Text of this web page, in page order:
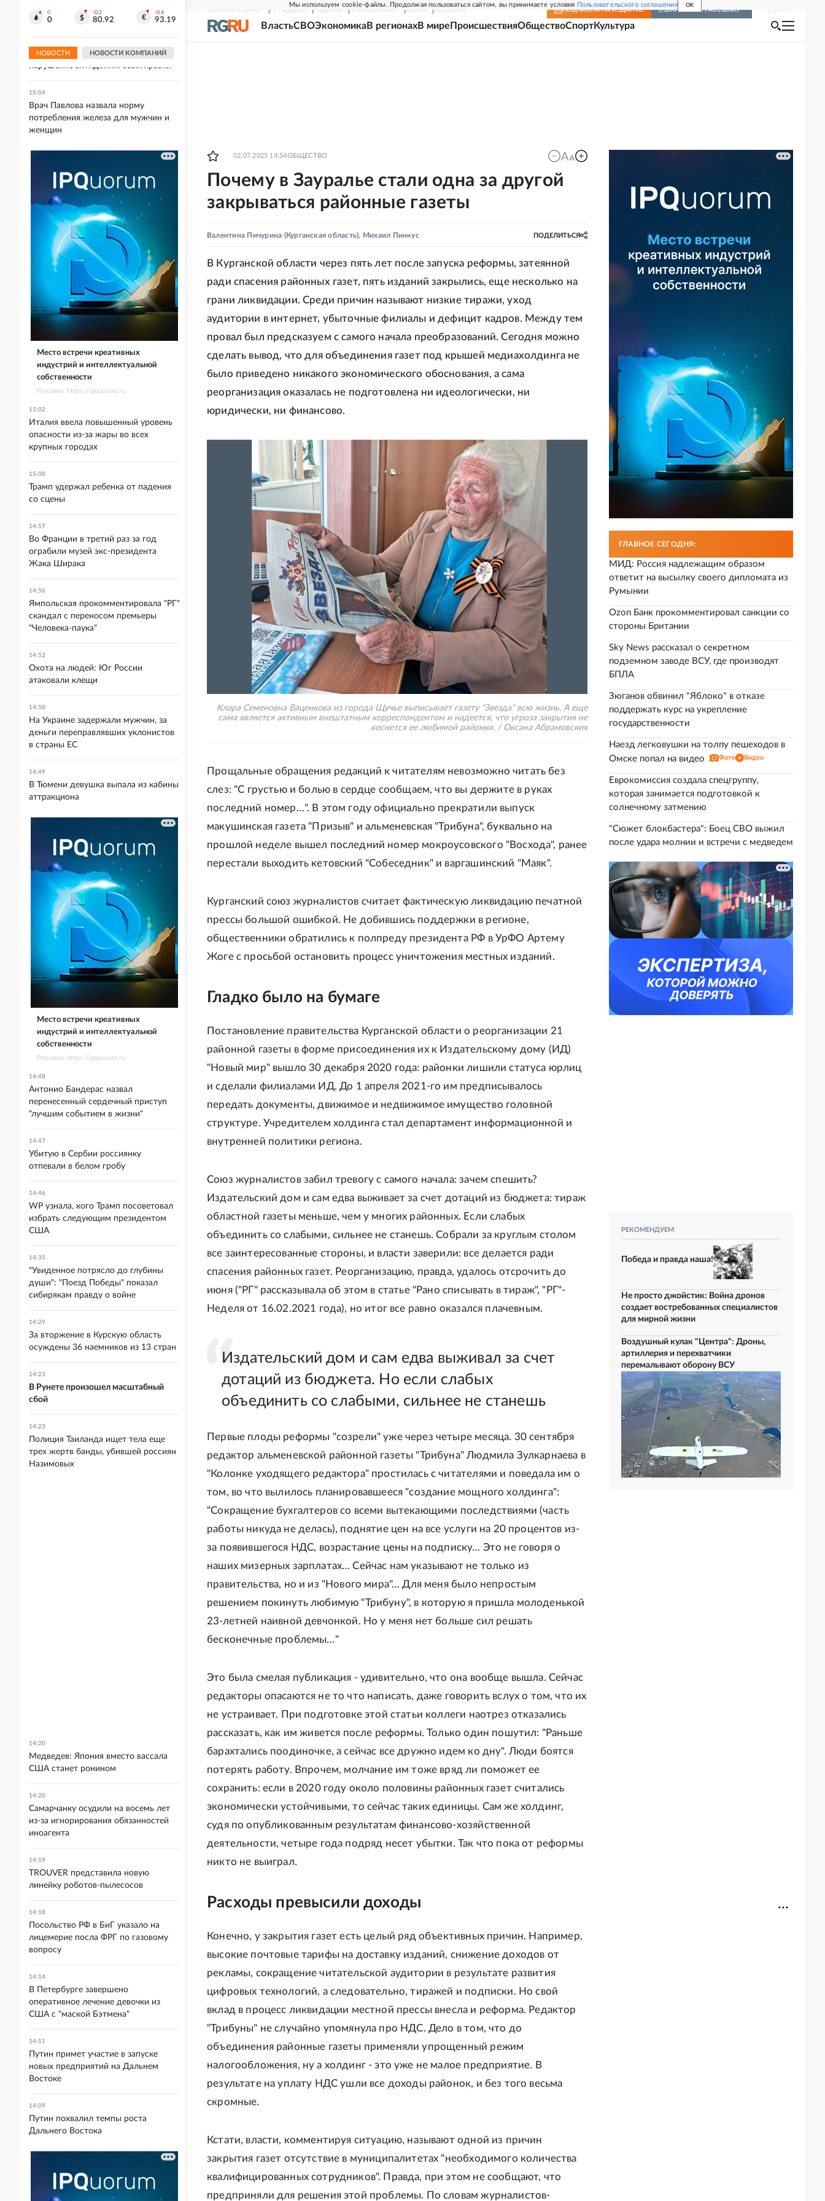
Мы используем cookie-файлы. Продолжая пользоваться сайтом, вы принимаете условия Пользовательского соглашения OK
СВЕЖИЙ НОМЕР РГ-НЕДЕЛЯ РОДИНА ПРИЛОЖЕНИЯ СОЮЗ НОВОСТИ ПОДПИСКА НА ИЗДАНИЕ ВКЛЮЧИТЬ РАССЫЛКУ
ВластьСВОЭкономикаВ регионахВ мире ПроисшествияОбществоСпортКультура
02.07.2025 14:54ОБЩЕСТВО
Почему в Зауралье стали одна за другой
закрываться районные газеты
Валентина Пичурина (Курганская область), Михаил Пинкус ПОДЕЛИТЬСЯ
В Курганской области через пять лет после запуска реформы, затеянной
ради спасения районных газет, пять изданий закрылись, еще несколько на
грани ликвидации. Среди причин называют низкие тиражи, уход
аудитории в интернет, убыточные филиалы и дефицит кадров. Между тем
провал был предсказуем с самого начала преобразований. Сегодня можно
сделать вывод, что для объединения газет под крышей медиахолдинга не
было приведено никакого экономического обоснования, а сама
реорганизация оказалась не подготовлена ни идеологически, ни
юридически, ни финансово.
Клара Семеновна Ваценкова из города Щучье выписывает газету "Звезда" всю жизнь. А еще
сама является активным внештатным корреспондентом и надеется, что угроза закрытия не
коснется ее любимой районки. / Оксана Абрамовских
Прощальные обращения редакций к читателям невозможно читать без
слез: "С грустью и болью в сердце сообщаем, что вы держите в руках
последний номер…". В этом году официально прекратили выпуск
макушинская газета "Призыв" и альменевская "Трибуна", буквально на
прошлой неделе вышел последний номер мокроусовского "Восхода", ранее
перестали выходить кетовский "Собеседник" и варгашинский "Маяк".
Курганский союз журналистов считает фактическую ликвидацию печатной
прессы большой ошибкой. Не добившись поддержки в регионе,
общественники обратились к полпреду президента РФ в УрФО Артему
Жоге с просьбой остановить процесс уничтожения местных изданий.
Гладко было на бумаге
Постановление правительства Курганской области о реорганизации 21
районной газеты в форме присоединения их к Издательскому дому (ИД)
"Новый мир" вышло 30 декабря 2020 года: районки лишили статуса юрлиц
и сделали филиалами ИД. До 1 апреля 2021-го им предписывалось
передать документы, движимое и недвижимое имущество головной
структуре. Учредителем холдинга стал департамент информационной и
внутренней политики региона.
Союз журналистов забил тревогу с самого начала: зачем спешить?
Издательский дом и сам едва выживает за счет дотаций из бюджета: тираж
областной газеты меньше, чем у многих районных. Если слабых
объединить со слабыми, сильнее не станешь. Собрали за круглым столом
все заинтересованные стороны, и власти заверили: все делается ради
спасения районных газет. Реорганизацию, правда, удалось отсрочить до
июня ("РГ" рассказывала об этом в статье "Рано списывать в тираж", "РГ"-
Неделя от 16.02.2021 года), но итог все равно оказался плачевным.
Издательский дом и сам едва выживал за счет
дотаций из бюджета. Но если слабых
объединить со слабыми, сильнее не станешь
Первые плоды реформы "созрели" уже через четыре месяца. 30 сентября
редактор альменевской районной газеты "Трибуна" Людмила Зулкарнаева в
"Колонке уходящего редактора" простилась с читателями и поведала им о
том, во что вылилось планировавшееся "создание мощного холдинга":
"Сокращение бухгалтеров со всеми вытекающими последствиями (часть
работы никуда не делась), поднятие цен на все услуги на 20 процентов из-
за появившегося НДС, возрастание цены на подписку… Это не говоря о
наших мизерных зарплатах… Сейчас нам указывают не только из
правительства, но и из "Нового мира"… Для меня было непростым
решением покинуть любимую "Трибуну", в которую я пришла молоденькой
23-летней наивной девчонкой. Но у меня нет больше сил решать
бесконечные проблемы…"
Это была смелая публикация - удивительно, что она вообще вышла. Сейчас
редакторы опасаются не то что написать, даже говорить вслух о том, что их
не устраивает. При подготовке этой статьи коллеги наотрез отказались
рассказать, как им живется после реформы. Только один пошутил: "Раньше
барахтались поодиночке, а сейчас все дружно идем ко дну". Люди боятся
потерять работу. Впрочем, молчание им тоже вряд ли поможет ее
сохранить: если в 2020 году около половины районных газет считались
экономически устойчивыми, то сейчас таких единицы. Сам же холдинг,
судя по опубликованным результатам финансово-хозяйственной
деятельности, четыре года подряд несет убытки. Так что пока от реформы
никто не выиграл.
Расходы превысили доходы
Конечно, у закрытия газет есть целый ряд объективных причин. Например,
высокие почтовые тарифы на доставку изданий, снижение доходов от
рекламы, сокращение читательской аудитории в результате развития
цифровых технологий, а следовательно, тиражей и подписки. Но свой
вклад в процесс ликвидации местной прессы внесла и реформа. Редактор
"Трибуны" не случайно упомянула про НДС. Дело в том, что до
объединения районные газеты применяли упрощенный режим
налогообложения, ну а холдинг - это уже не малое предприятие. В
результате на уплату НДС ушли все доходы районок, и без того весьма
скромные.
Кстати, власти, комментируя ситуацию, называют одной из причин
закрытия газет отсутствие в муниципалитетах "необходимого количества
квалифицированных сотрудников". Правда, при этом не сообщают, что
предприняли для решения этой проблемы. По словам журналистов-
ГЛАВНОЕ СЕГОДНЯ:
МИД: Россия надлежащим образом
ответит на высылку своего дипломата из
Румынии
Ozon Банк прокомментировал санкции со
стороны Британии
Sky News рассказал о секретном
подземном заводе ВСУ, где производят
БПЛА
Зюганов обвинил "Яблоко" в отказе
поддержать курс на укрепление
государственности
Наезд легковушки на толпу пешеходов в
Омске попал на видео
Фото Видео
Еврокомиссия создала спецгруппу,
которая занимается подготовкой к
солнечному затмению
"Сюжет блокбастера": Боец СВО выжил
после удара молнии и встречи с медведем
РЕКОМЕНДУЕМ
Победа и правда наша!
Не просто джойстик: Война дронов
создает востребованных специалистов
для мирной жизни
Воздушный кулак "Центра": Дроны,
артиллерия и перехватчики
перемалывают оборону ВСУ
0
0
-0.2
80.92
-0.4
93.19
НОВОСТИ НОВОСТИ КОМПАНИЙ
дисквалифицирован на полгода за
нарушение антидопинговых правил
15:04
Врач Павлова назвала норму
потребления железа для мужчин и
женщин
Место встречи креативных
индустрий и интеллектуальной
собственности
Реклама. https://ipquorum.ru
15:02
Италия ввела повышенный уровень
опасности из-за жары во всех
крупных городах
15:00
Трамп удержал ребенка от падения
со сцены
14:57
Во Франции в третий раз за год
ограбили музей экс-президента
Жака Ширака
14:56
Ямпольская прокомментировала "РГ"
скандал с переносом премьеры
"Человека-паука"
14:52
Охота на людей: Юг России
атаковали клещи
14:50
На Украине задержали мужчин, за
деньги переправлявших уклонистов
в страны ЕС
14:49
В Тюмени девушка выпала из кабины
аттракциона
Место встречи креативных
индустрий и интеллектуальной
собственности
Реклама. https://ipquorum.ru
14:48
Антонио Бандерас назвал
перенесенный сердечный приступ
"лучшим событием в жизни"
14:47
Убитую в Сербии россиянку
отпевали в белом гробу
14:46
WP узнала, кого Трамп посоветовал
избрать следующим президентом
США
14:35
"Увиденное потрясло до глубины
души": "Поезд Победы" показал
сибирякам правду о войне
14:29
За вторжение в Курскую область
осуждены 36 наемников из 13 стран
14:23
В Рунете произошел масштабный
сбой
14:23
Полиция Таиланда ищет тела еще
трех жертв банды, убившей россиян
Назимовых
14:20
Медведев: Япония вместо вассала
США станет ронином
14:20
Самарчанку осудили на восемь лет
из-за игнорирования обязанностей
иноагента
14:19
TROUVER представила новую
линейку роботов-пылесосов
14:18
Посольство РФ в БиГ указало на
лицемерие посла ФРГ по газовому
вопросу
14:14
В Петербурге завершено
оперативное лечение девочки из
США с "маской Бэтмена"
14:11
Путин примет участие в запуске
новых предприятий на Дальнем
Востоке
14:09
Путин похвалил темпы роста
Дальнего Востока